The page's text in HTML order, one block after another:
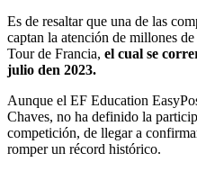
Es de resaltar que una de las
captan la atención de millones
Tour de Francia, el cual se
julio den 2023.
Aunque el EF Education
Chaves, no ha definido la
competición, de llegar a
romper un récord histórico.